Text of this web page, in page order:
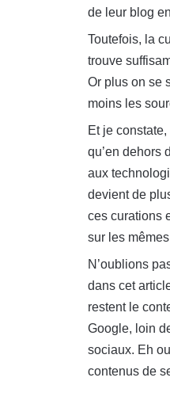
de leur blog
Toutefois, la
trouve
Or plus on se
moins les
Et je
qu’en dehors
aux
devient de
ces curations
sur les
N’oublions
dans cet
restent le
Google, loin
sociaux. Eh
contenus de